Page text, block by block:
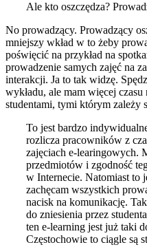
Ale kto oszczędza?
No prowadzący. Prowadzący
mniejszy wkład w to żeby
poświęcić na przykład na
prowadzenie samych zajęć na
interakcji. Ja to tak widzę.
wykładu, ale mam więcej czasu
studentami, tymi którym zależy
To jest bardzo
rozlicza pracowników z
zajęciach e-learingowych.
przedmiotów i zgodność
w Internecie. Natomiast to
zachęcam wszystkich
nacisk na komunikację.
do zniesienia przez
ten e-learning jest już taki
Częstochowie to ciągle są